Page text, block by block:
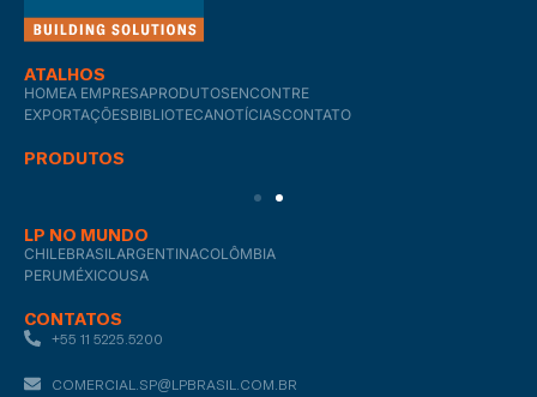
ATALHOS
HOMEA EMPRESAPRODUTOSENCONTRE
EXPORTAÇÕESBIBLIOTECANOTÍCIASCONTATO
PRODUTOS
LP NO MUNDO
CHILEBRASILARGENTINACOLÔMBIA
PERUMÉXICOUSA
CONTATOS
+55 11 5225.5200
COMERCIAL.SP@LPBRASIL.COM.BR